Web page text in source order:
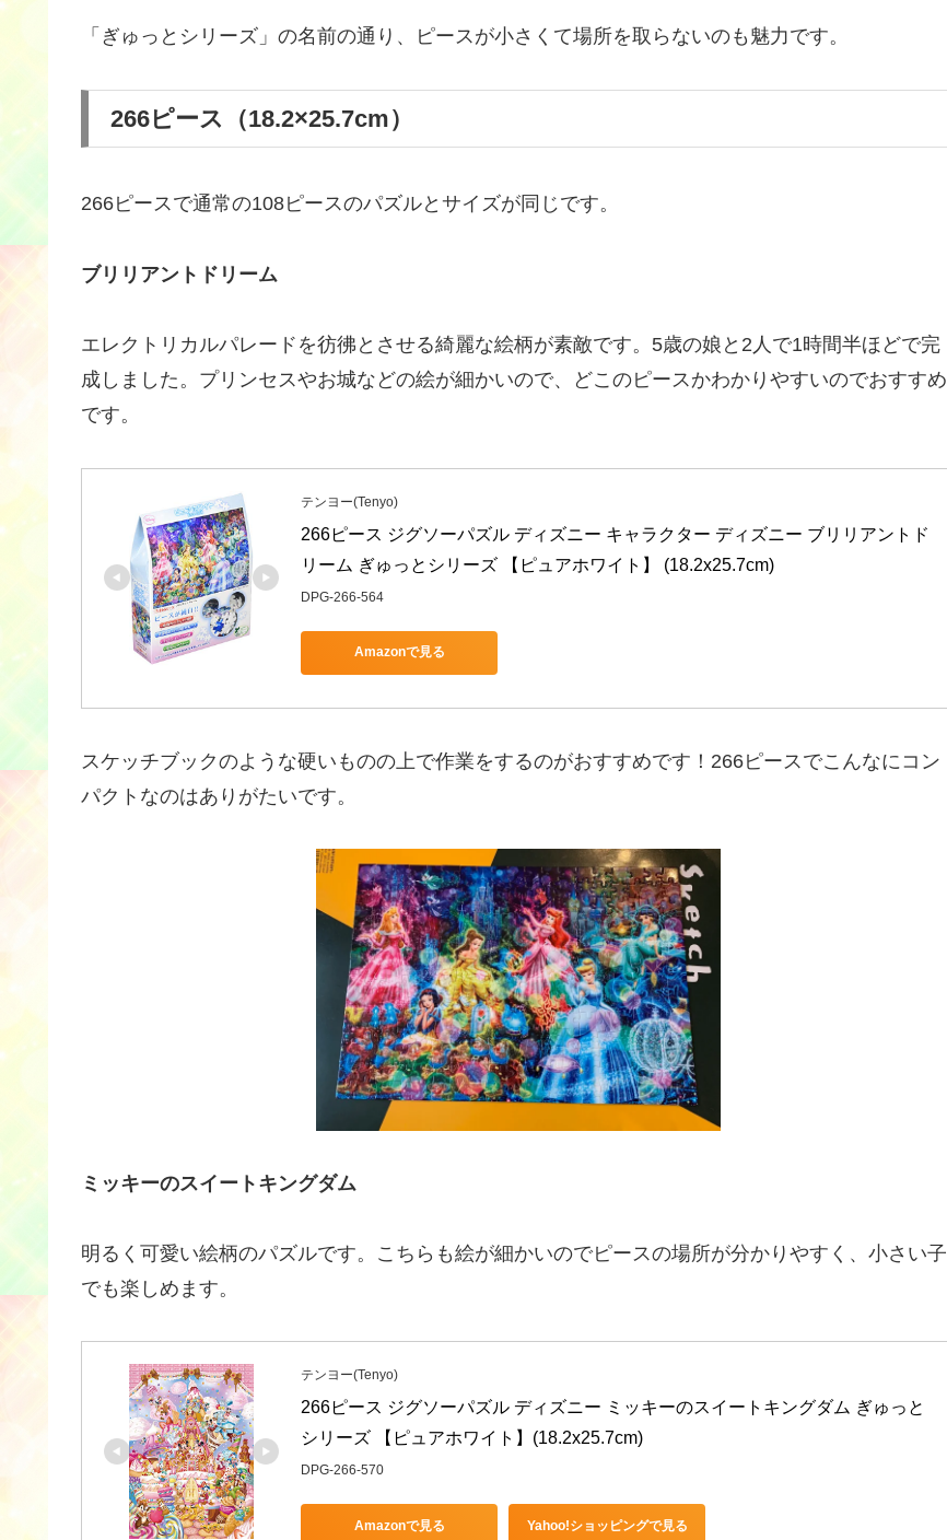
「ぎゅっとシリーズ」の名前の通り、ピースが小さくて場所を取らないのも魅力です。
266ピース（18.2×25.7cm）
266ピースで通常の108ピースのパズルとサイズが同じです。
ブリリアントドリーム
エレクトリカルパレードを彷彿とさせる綺麗な絵柄が素敵です。5歳の娘と2人で1時間半ほどで完
成しました。プリンセスやお城などの絵が細かいので、どこのピースかわかりやすいのでおすすめ
です。
テンヨー(Tenyo)
266ピース ジグソーパズル ディズニー キャラクター ディズニー ブリリアントド
リーム ぎゅっとシリーズ 【ピュアホワイト】 (18.2x25.7cm)
DPG-266-564
Amazonで見る
スケッチブックのような硬いものの上で作業をするのがおすすめです！266ピースでこんなにコン
パクトなのはありがたいです。
ミッキーのスイートキングダム
明るく可愛い絵柄のパズルです。こちらも絵が細かいのでピースの場所が分かりやすく、小さい子
でも楽しめます。
テンヨー(Tenyo)
266ピース ジグソーパズル ディズニー ミッキーのスイートキングダム ぎゅっと
シリーズ 【ピュアホワイト】(18.2x25.7cm)
DPG-266-570
Amazonで見る Yahoo!ショッピングで見る